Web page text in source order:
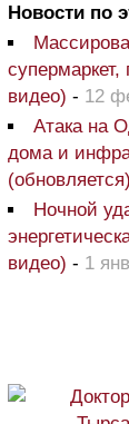
Новости по
видео) - 12
Атака на
дома и
(обновляется)
Ночной
видео) - 1